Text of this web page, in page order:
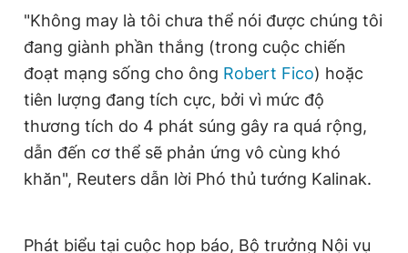
Hotline
0906 645 777
Liên hệ quảng cáo
0908 780 404
Đặt báo Quảng cáo RSS Tòa soạn Chính sách bảo
Tổng biên tập: Nguyễn Ngọc Toàn
Phó tổng biên tập thường trực: Hải Thành
Phó tổng biên tập: Lâm Hiếu Dũng
Phó tổng biên tập: Trần Việt Hưng
Tổng thư ký tòa soạn: Đức Trung
© 2003-2026 Bản quyền thuộc về Báo Thanh Niên. Cấm sao
"Không may là tôi chưa thể nói được chúng tôi
đang giành phần thắng (trong cuộc chiến
đoạt mạng sống cho ông Robert Fico) hoặc
tiên lượng đang tích cực, bởi vì mức độ
thương tích do 4 phát súng gây ra quá rộng,
dẫn đến cơ thể sẽ phản ứng vô cùng khó
khăn", Reuters dẫn lời Phó thủ tướng Kalinak.
Phát biểu tại cuộc họp báo, Bộ trưởng Nội vụ